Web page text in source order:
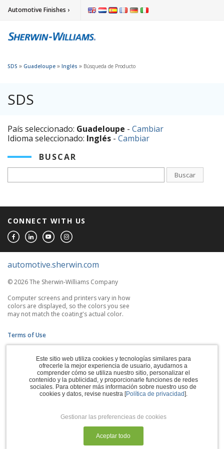
Automotive Finishes ›
SDS » Guadeloupe » Inglés » Búsqueda de Producto
SDS
País seleccionado: Guadeloupe - Cambiar
Idioma seleccionado: Inglés - Cambiar
BUSCAR
Buscar
CONNECT WITH US
automotive.sherwin.com
© 2026 The Sherwin-Williams Company
Computer screens and printers vary in how
colors are displayed, so the colors you see
may not match the coating's actual color.
Terms of Use
Accessibility Statement
CA Supply Chains Act
Este sitio web utiliza cookies y tecnologías similares para
ofrecerle la mejor experiencia de usuario, ayudarnos a
comprender cómo se utiliza nuestro sitio, personalizar el
contenido y la publicidad, y proporcionarle funciones de redes
sociales. Para obtener más información sobre nuestro uso de
cookies y datos, revise nuestra [Política de privacidad].
Gestionar las preferencieas de cookies
Aceptar todo